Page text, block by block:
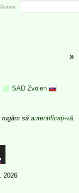
»
SAD Zvolen
să autentificați-vă.
2026